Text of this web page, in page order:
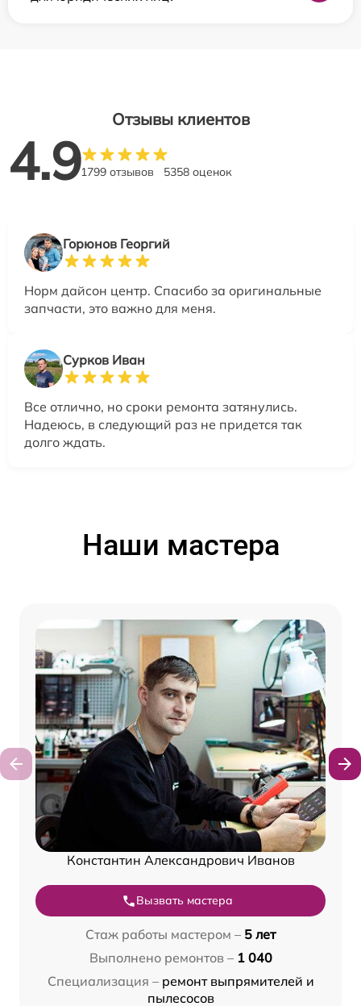
Отзывы клиентов
4.91799 отзывов 5358 оценок
Горюнов Георгий
Норм дайсон центр. Спасибо за оригинальные
запчасти, это важно для меня.
Сурков Иван
Все отлично, но сроки ремонта затянулись.
Надеюсь, в следующий раз не придется так
долго ждать.
Наши мастера
Константин Александрович Иванов
Вызвать мастера
Стаж работы мастером – 5 лет
Выполнено ремонтов – 1 040
Специализация – ремонт выпрямителей и
пылесосов